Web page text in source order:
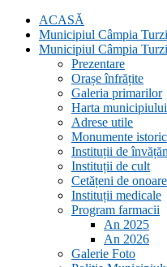
ACASĂ
Municipiul Câmpia
Municipiul Câmpia
Prezentare
Orașe înfrățite
Galeria primarilor
Harta municipiului
Adrese utile
Monumente
Instituții de
Instituții de cult
Cetățeni de onoare
Instituții medicale
Program farmacii
An 2025
An 2026
Galerie Foto